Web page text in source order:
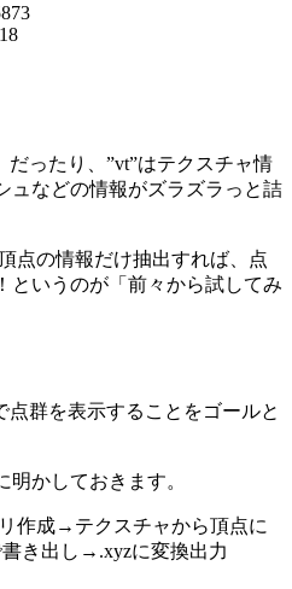
だったり、”vt”はテクスチャ情
ュなどの情報がズラズラっと詰
点の情報だけ抽出すれば、点
というのが「前々から試してみ
群を表示することをゴールと
かしておきます。
作成→テクスチャから頂点に
き出し→.xyzに変換出力